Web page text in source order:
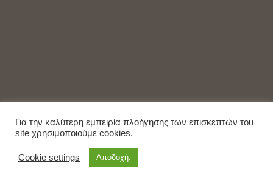
Για την καλύτερη εμπειρία πλοήγησης των επισκεπτών του
site χρησιμοποιούμε cookies.
Cookie settings Αποδοχή.